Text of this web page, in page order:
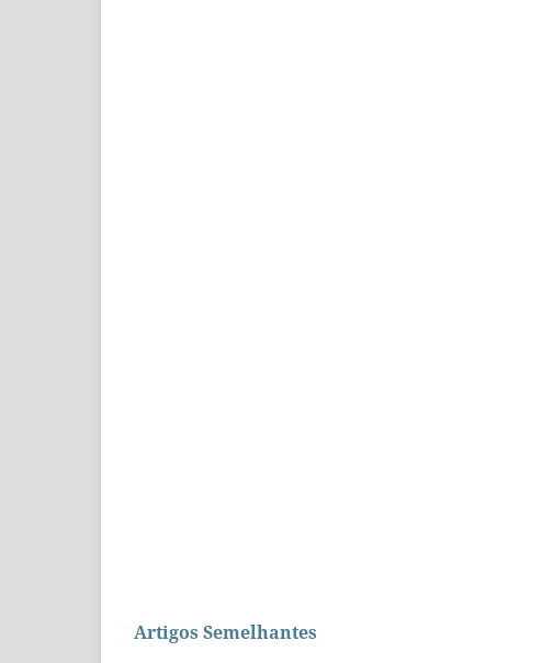
Artigos Semelhantes